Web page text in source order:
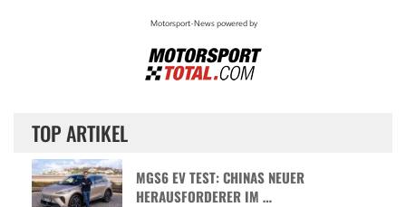
TOP ARTIKEL
MGS6 EV TEST: CHINAS NEUER
HERAUSFORDERER IM …